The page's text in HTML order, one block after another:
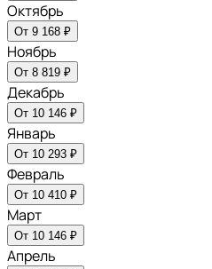
Октябрь
От 9 168 ₽
Ноябрь
От 8 819 ₽
Декабрь
От 10 146 ₽
Январь
От 10 293 ₽
Февраль
От 10 410 ₽
Март
От 10 146 ₽
Апрель